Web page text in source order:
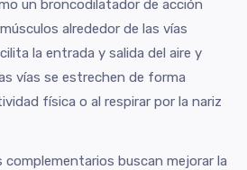
un broncodilatador de acción
alrededor de las vías
la entrada y salida del aire y
vías se estrechen de forma
física o al respirar por la nariz
buscan mejorar la